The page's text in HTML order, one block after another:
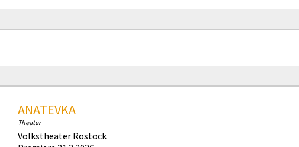
ANATEVKA
Theater
Volkstheater Rostock